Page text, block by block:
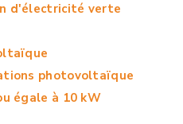
d'électricité verte
photovoltaïque
égale à 10 kW